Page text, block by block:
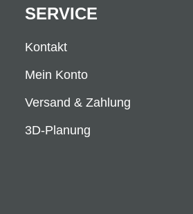
SERVICE
Kontakt
Mein Konto
Versand & Zahlung
3D-Planung